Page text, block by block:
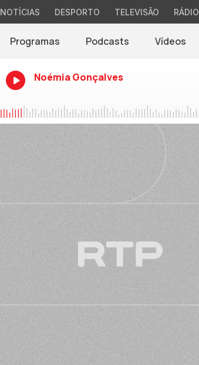
NOTÍCIAS DESPORTO TELEVISÃO RÁDIO
Programas Podcasts Vídeos
Noémia Gonçalves